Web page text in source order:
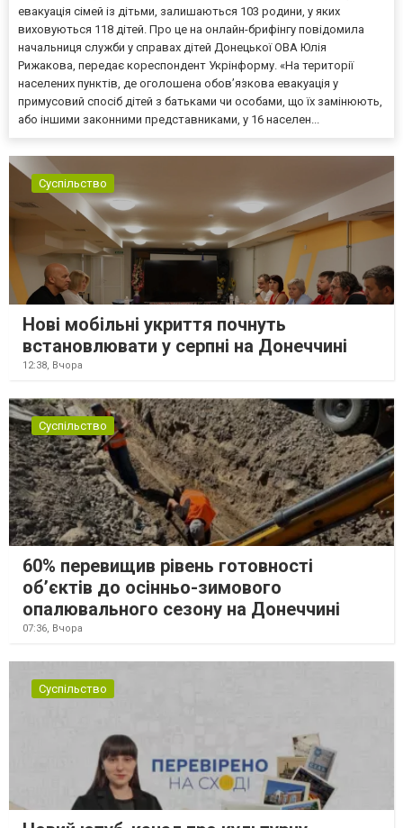
евакуація сімей із дітьми, залишаються 103 родини, у яких
виховуються 118 дітей. Про це на онлайн-брифінгу повідомила
начальниця служби у справах дітей Донецької ОВА Юлія
Рижакова, передає кореспондент Укрінформу. «На території
населених пунктів, де оголошена обов’язкова евакуація у
примусовий спосіб дітей з батьками чи особами, що їх замінюють,
або іншими законними представниками, у 16 населен...
Суспільство
Нові мобільні укриття почнуть
встановлювати у серпні на Донеччині
12:38, Вчора
Суспільство
60% перевищив рівень готовності
об’єктів до осінньо-зимового
опалювального сезону на Донеччині
07:36, Вчора
Суспільство